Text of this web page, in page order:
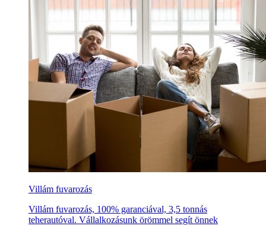
Villám fuvarozás
Villám fuvarozás, 100% garanciával, 3,5 tonnás
teherautóval. Vállalkozásunk örömmel segít önnek